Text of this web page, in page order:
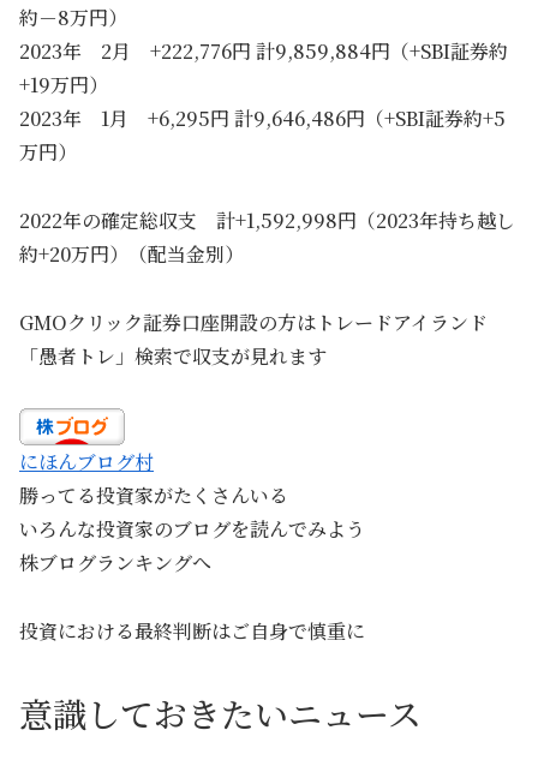
約－8万円）
2023年 2月 +222,776円 計9,859,884円（+SBI証券約
+19万円）
2023年 1月 +6,295円 計9,646,486円（+SBI証券約+5
万円）
2022年の確定総収支 計+1,592,998円（2023年持ち越し
約+20万円）（配当金別）
GMOクリック証券口座開設の方はトレードアイランド
「愚者トレ」検索で収支が見れます
にほんブログ村
勝ってる投資家がたくさんいる
いろんな投資家のブログを読んでみよう
株ブログランキングへ
投資における最終判断はご自身で慎重に
意識しておきたいニュース